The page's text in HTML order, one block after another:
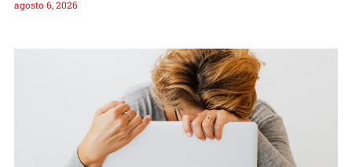
agosto 6, 2026